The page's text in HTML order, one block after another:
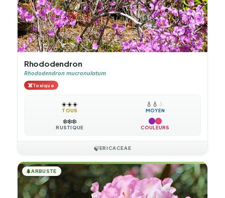
Rhododendron
Rhododendron mucronulatum
☠️Toxique
☀️☀️☀️
TOUS
💧 💧 💧
MOYEN
❄️❄️❄️
RUSTIQUE COULEURS
🍃ERICACEAE
🌲ARBUSTE